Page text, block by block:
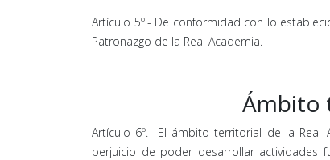
Artículo 5º.- De conformidad con lo
Patronazgo de la Real Academia.
Ámbito
Artículo 6º.- El ámbito territorial de la
perjuicio de poder desarrollar actividades